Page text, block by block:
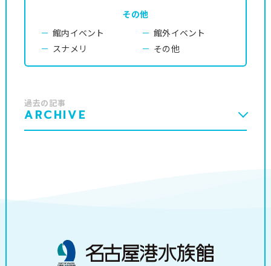
その他
館内イベント
館外イベント
スナメリ
その他
過去の記事
ARCHIVE